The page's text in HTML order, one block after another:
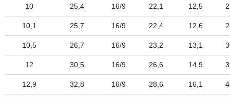
10 25,4 16/9 22,1 12,5
10,1 25,7 16/9 22,4 12,6
10,5 26,7 16/9 23,2 13,1
12 30,5 16/9 26,6 14,9
12,9 32,8 16/9 28,6 16,1